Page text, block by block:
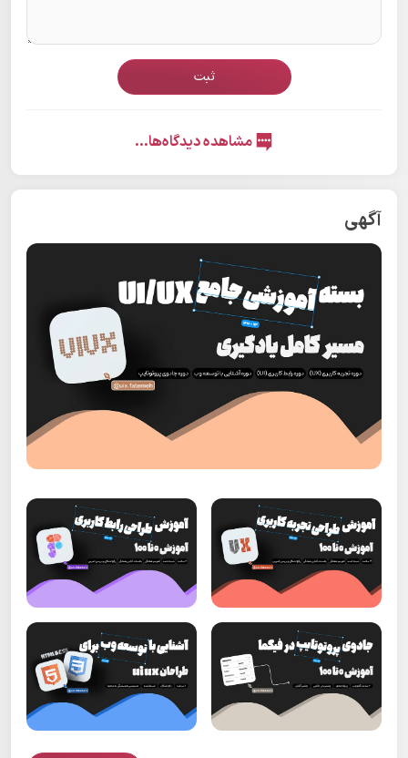
ثبت
مشاهده دیدگاه‌ها...
آگهی